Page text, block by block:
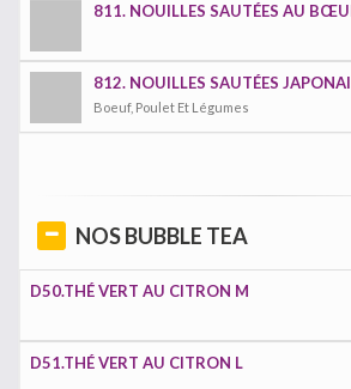
811. NOUILLES SAUTÉES AU
812. NOUILLES SAUTÉES
Boeuf, Poulet Et Légumes
NOS BUBBLE TEA
D50.THÉ VERT AU CITRON M
D51.THÉ VERT AU CITRON L